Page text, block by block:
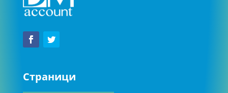
Страници